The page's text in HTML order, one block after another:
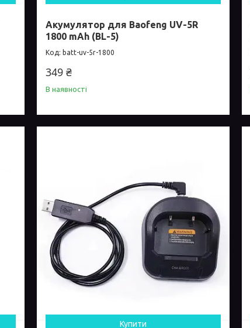
Акумулятор для Baofeng UV-5R
1800 mAh (BL-5)
batt-uv-5r-1800
349 ₴
В наявності
Купити